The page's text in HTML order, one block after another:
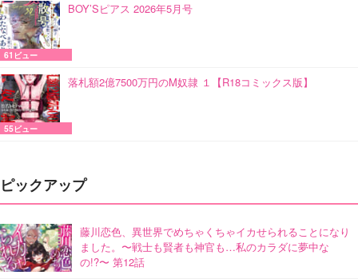
BOY’Sピアス 2026年5月号
61ビュー
落札額2億7500万円のM奴隷 １【R18コミックス版】
55ビュー
ピックアップ
藤川恋色、異世界でめちゃくちゃイカせられることになり
ました。〜戦士も賢者も神官も…私のカラダに夢中な
の!?〜 第12話